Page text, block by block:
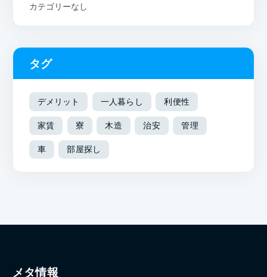
カテゴリーなし
タグ
デメリット 一人暮らし 利便性
家賃 寮 木造 治安 管理
車 部屋探し
メタ情報